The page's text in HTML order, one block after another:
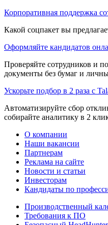
Корпоративная поддержка
Какой соцпакет вы
Оформляйте кандидатов
Проверяйте сотрудников и
документы без бумаг и
Ускорьте подбор в 2 раза с
Автоматизируйте сбор
собирайте аналитику в 2
О компании
Наши вакансии
Партнерам
Реклама на сайте
Новости и статьи
Инвесторам
Кандидаты по
Производственный
Требования к ПО